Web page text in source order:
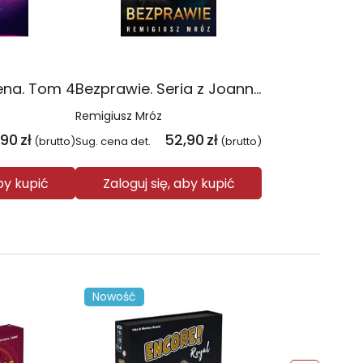
Tom 4
zł (brutto)
kupić
Bezprawie. Seria z Joanną Chyłką. Tom 20
Remigiusz Mróz
Sug. cena det. 52,90 zł (brutto)
Zaloguj się, aby kupić
Nowość